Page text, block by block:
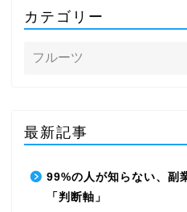
カテゴリー
最新記事
99%の人が知らない、副
「判断軸」